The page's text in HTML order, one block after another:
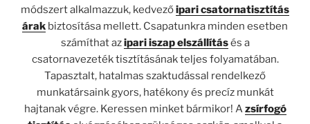
módszert alkalmazzuk, kedvezőipari csatornatisztítás
árak biztosítása mellett. Csapatunkra minden esetben
számíthat azipari iszap elszállításés a
csatornavezeték tisztításának teljes folyamatában.
Tapasztalt, hatalmas szaktudással rendelkező
munkatársaink gyors, hatékony és precíz munkát
hajtanak végre. Keressen minket bármikor! Azsírfogó